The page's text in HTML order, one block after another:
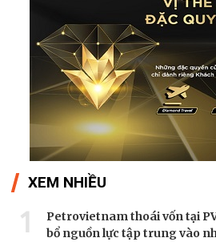
XEM NHIỀU
1
Petrovietnam thoái vốn tại
bổ nguồn lực tập trung vào